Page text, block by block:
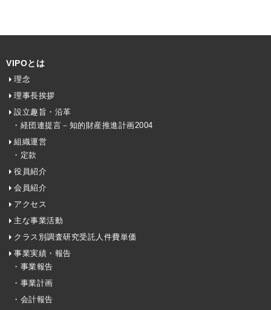
VIPOとは
理念
理事長挨拶
設立趣旨・沿革
・経団連提言－知的財産推進計画2004
組織運営
・定款
役員紹介
会員紹介
アクセス
主な事業活動
クラス別調査研究受託人件費単価
事業実績・報告
・事業報告
・事業計画
・会計報告